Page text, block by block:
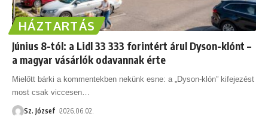
HÁZTARTÁS
Június 8-tól: a Lidl 33 333 forintért árul Dyson-klónt –
a magyar vásárlók odavannak érte
Mielőtt bárki a kommentekben nekünk esne: a „Dyson-klón” kifejezést
most csak viccesen
Sz. József 2026.06.02.